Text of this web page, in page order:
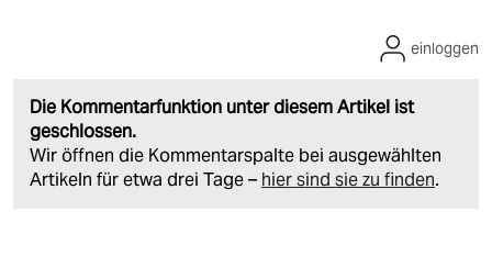
Die Kommentarfunktion unter diesem Artikel ist
geschlossen.
Wir öffnen die Kommentarspalte bei ausgewählten
Artikeln für etwa drei Tage – hier sind sie zu finden.
einloggen